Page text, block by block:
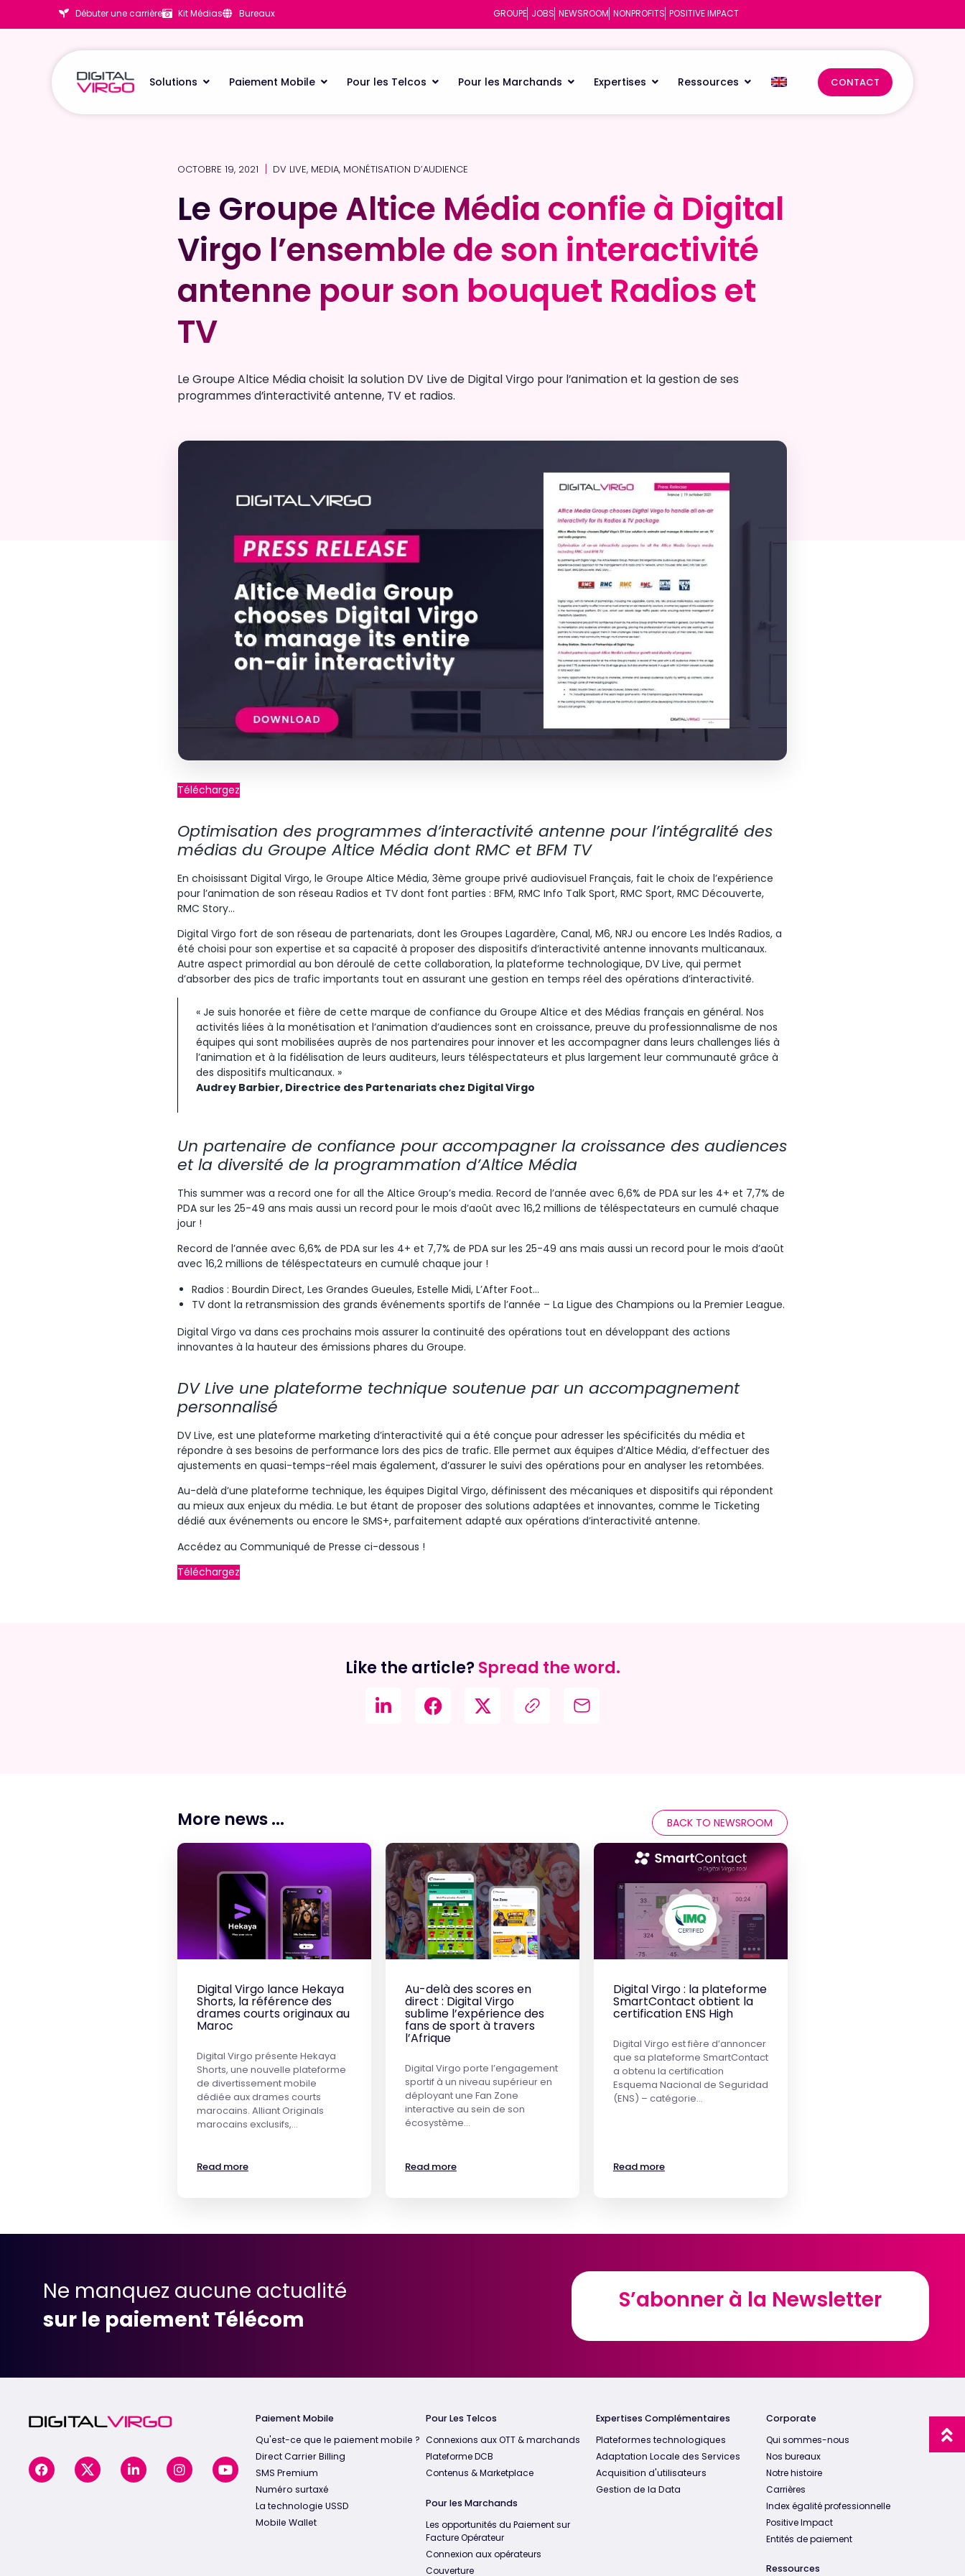
Débuter une carrière Kit Médias Bureaux GROUPE JOBS NEWSROOM NONPROFITS POSITIVE IMPACT
Solutions Paiement Mobile Pour les Telcos Pour les Marchands Expertises Ressources CONTACT
OCTOBRE 19, 2021 DV LIVE, MEDIA, MONÉTISATION D’AUDIENCE
Le Groupe Altice Média confie à Digital
Virgo l’ensemble de son interactivité
antenne pour son bouquet Radios et
TV
Le Groupe Altice Média confie à Digital
Virgo l’ensemble de son interactivité
antenne pour son bouquet Radios et
TV
Le Groupe Altice Média choisit la solution DV Live de Digital Virgo pour l’animation et la gestion de ses
programmes d’interactivité antenne, TV et radios.
Téléchargez
Optimisation des programmes d’interactivité antenne pour l’intégralité des
médias du Groupe Altice Média dont RMC et BFM TV
En choisissant Digital Virgo, le Groupe Altice Média, 3ème groupe privé audiovisuel Français, fait le choix de l’expérience
pour l’animation de son réseau Radios et TV dont font parties : BFM, RMC Info Talk Sport, RMC Sport, RMC Découverte,
RMC Story…
Digital Virgo fort de son réseau de partenariats, dont les Groupes Lagardère, Canal, M6, NRJ ou encore Les Indés Radios, a
été choisi pour son expertise et sa capacité à proposer des dispositifs d’interactivité antenne innovants multicanaux.
Autre aspect primordial au bon déroulé de cette collaboration, la plateforme technologique, DV Live, qui permet
d’absorber des pics de trafic importants tout en assurant une gestion en temps réel des opérations d’interactivité.
« Je suis honorée et fière de cette marque de confiance du Groupe Altice et des Médias français en général. Nos
activités liées à la monétisation et l’animation d’audiences sont en croissance, preuve du professionnalisme de nos
équipes qui sont mobilisées auprès de nos partenaires pour innover et les accompagner dans leurs challenges liés à
l’animation et à la fidélisation de leurs auditeurs, leurs téléspectateurs et plus largement leur communauté grâce à
des dispositifs multicanaux. »
Audrey Barbier, Directrice des Partenariats chez Digital Virgo
Un partenaire de confiance pour accompagner la croissance des audiences
et la diversité de la programmation d’Altice Média
This summer was a record one for all the Altice Group’s media. Record de l’année avec 6,6% de PDA sur les 4+ et 7,7% de
PDA sur les 25-49 ans mais aussi un record pour le mois d’août avec 16,2 millions de téléspectateurs en cumulé chaque
jour !
Record de l’année avec 6,6% de PDA sur les 4+ et 7,7% de PDA sur les 25-49 ans mais aussi un record pour le mois d’août
avec 16,2 millions de téléspectateurs en cumulé chaque jour !
Radios : Bourdin Direct, Les Grandes Gueules, Estelle Midi, L’After Foot…
TV dont la retransmission des grands événements sportifs de l’année – La Ligue des Champions ou la Premier League.
Digital Virgo va dans ces prochains mois assurer la continuité des opérations tout en développant des actions
innovantes à la hauteur des émissions phares du Groupe.
DV Live une plateforme technique soutenue par un accompagnement
personnalisé
DV Live, est une plateforme marketing d’interactivité qui a été conçue pour adresser les spécificités du média et
répondre à ses besoins de performance lors des pics de trafic. Elle permet aux équipes d’Altice Média, d’effectuer des
ajustements en quasi-temps-réel mais également, d’assurer le suivi des opérations pour en analyser les retombées.
Au-delà d’une plateforme technique, les équipes Digital Virgo, définissent des mécaniques et dispositifs qui répondent
au mieux aux enjeux du média. Le but étant de proposer des solutions adaptées et innovantes, comme le Ticketing
dédié aux événements ou encore le SMS+, parfaitement adapté aux opérations d’interactivité antenne.
Accédez au Communiqué de Presse ci-dessous !
Téléchargez
Like the article?Spread the word.
More news ... BACK TO NEWSROOM
Digital Virgo lance Hekaya
Shorts, la référence des
drames courts originaux au
Maroc
Digital Virgo présente Hekaya
Shorts, une nouvelle plateforme
de divertissement mobile
dédiée aux drames courts
marocains. Alliant Originals
marocains exclusifs,…
Read more
Au-delà des scores en
direct : Digital Virgo
sublime l’expérience des
fans de sport à travers
l’Afrique
Digital Virgo porte l’engagement
sportif à un niveau supérieur en
déployant une Fan Zone
interactive au sein de son
écosystème…
Read more
Digital Virgo : la plateforme
SmartContact obtient la
certification ENS High
Digital Virgo est fière d’annoncer
que sa plateforme SmartContact
a obtenu la certification
Esquema Nacional de Seguridad
(ENS) – catégorie…
Read more
Ne manquez aucune actualité
sur le paiement Télécom
S’abonner à la Newsletter
S’abonner à la Newsletter
Paiement Mobile
Qu'est-ce que le paiement mobile ?
Direct Carrier Billing
SMS Premium
Numéro surtaxé
La technologie USSD
Mobile Wallet
Pour Les Telcos
Connexions aux OTT & marchands
Plateforme DCB
Contenus & Marketplace
Pour les Marchands
Les opportunités du Paiement sur
Facture Opérateur
Connexion aux opérateurs
Couverture
Expertises Complémentaires
Plateformes technologiques
Adaptation Locale des Services
Acquisition d'utilisateurs
Gestion de la Data
Corporate
Qui sommes-nous
Nos bureaux
Notre histoire
Carrières
Index égalité professionnelle
Positive Impact
Entités de paiement
Ressources